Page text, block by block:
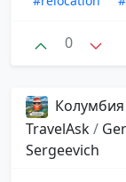
0
TravelAsk/
Sergeevich